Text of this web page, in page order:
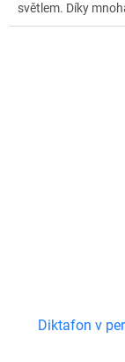
světlem. Díky
Diktafon v